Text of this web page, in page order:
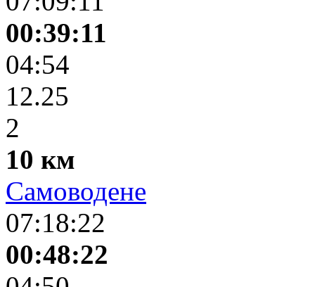
00:39:11
04:54
12.25
2
10 км
Самоводене
07:18:22
00:48:22